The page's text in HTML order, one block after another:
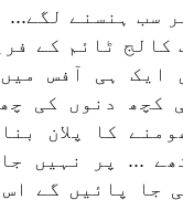
سب ہنسنے لگے...
کالج ٹائم کے
ایک ہی آفس
کچھ دنوں کی
کا پلان
... پر نہیں
جا پائیں گے